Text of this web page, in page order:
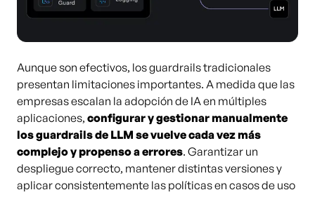
Aunque son efectivos, los guardrails tradicionales
presentan limitaciones importantes. A medida que las
empresas escalan la adopción de IA en múltiples
aplicaciones, configurar y gestionar manualmente
los guardrails de LLM se vuelve cada vez más
complejo y propenso a errores. Garantizar un
despliegue correcto, mantener distintas versiones y
aplicar consistentemente las políticas en casos de uso